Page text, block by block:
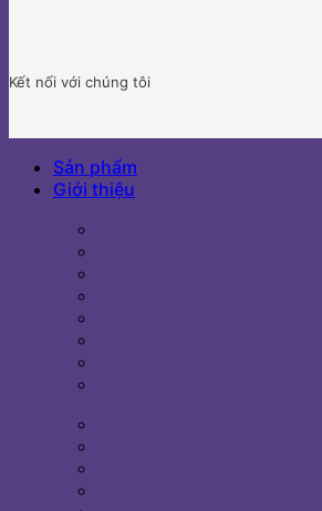
Kết nối với chúng tôi
Sản phẩm
Giới thiệu